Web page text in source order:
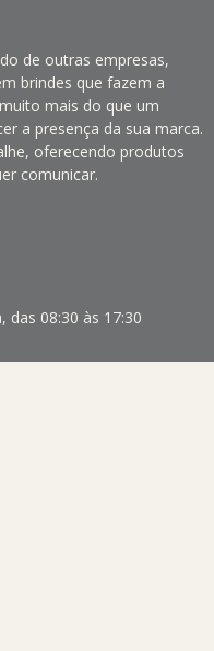
de outras empresas,
brindes que fazem a
mais do que um
a presença da sua marca.
oferecendo produtos
comunicar.
das 08:30 às 17:30